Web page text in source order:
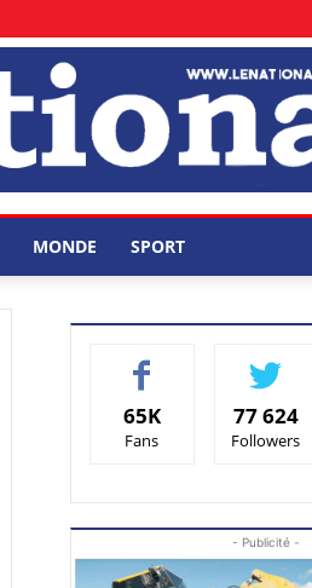
MONDE SPORT
65K
Fans
77 624
Followers
- Publicité -